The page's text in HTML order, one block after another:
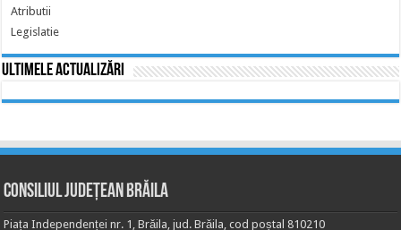
Atributii
Legislatie
Ultimele actualizări
Consiliul Județean Brăila
Piața Independenței nr. 1, Brăila, jud. Brăila, cod poștal 810210